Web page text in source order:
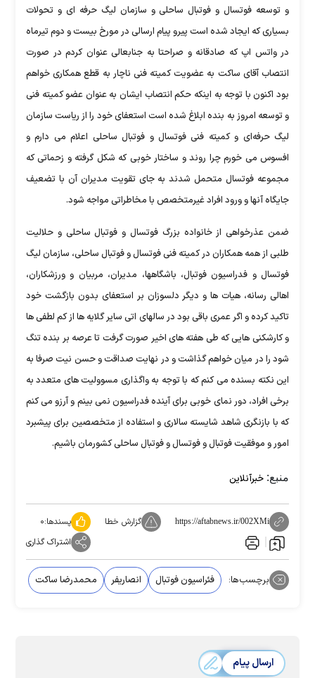
و توسعه فوتسال و فوتبال ساحلی و سازمان لیگ حرفه ای و تحولات
بسیاری که ایجاد شده است پیرو پیام ارسالی در مورخ بیست و دوم تیرماه
در واتس اپ که صادقانه و صراحتا به جنابعالی عنوان کردم در صورت
انتصاب آقای ساکت به عضویت کمیته فنی ناچار به قطع همکاری خواهم
بود اکنون با توجه به اینکه حکم انتصاب ایشان به عنوان عضو کمیته فنی
و توسعه امروز به بنده ابلاغ شده است استعفای خود را از ریاست سازمان
لیگ حرفه‌ای و کمیته فنی فوتسال و فوتبال ساحلی اعلام می دارم و
افسوس می خورم چرا روند و ساختار خوبی که شکل گرفته و زحماتی که
مجموعه فوتسال متحمل شدند به جای تقویت مدیران آن با تضعیف
جایگاه آنها و ورود افراد غیرمتخصص با مخاطراتی مواجه شود.
ضمن عذرخواهی از خانواده بزرگ فوتسال و فوتبال ساحلی و حلالیت
طلبی از همه همکاران در کمیته فنی فوتسال و فوتبال ساحلی، سازمان لیگ
فوتسال و فدراسیون فوتبال، باشگاهها، مدیران، مربیان و ورزشکاران،
اهالی رسانه، هیات ها و دیگر دلسوزان بر استعفای بدون بازگشت خود
تاکید کرده و اگر عمری باقی بود در سالهای اتی سایر گلایه ها از کم لطفی ها
و کارشکنی هایی که طی هفته های اخیر صورت گرفت تا عرصه بر بنده تنگ
شود را در میان خواهم گذاشت و در نهایت صداقت و حسن نیت صرفا به
این نکته بسنده می کنم که با توجه به واگذاری مسوولیت های متعدد به
برخی افراد، دور نمای خوبی برای آینده فدراسیون نمی بینم و آرزو می کنم
که با بازنگری شاهد شایسته سالاری و استفاده از متخصصین برای پیشبرد
امور و موفقیت فوتبال و فوتسال و فوتبال ساحلی کشورمان باشیم.
منبع: خبرآنلاین
https://aftabnews.ir/002XMi گزارش خطا پسندها:۰
اشتراک گذاری
برچسب‌ها: فئراسیون فوتبال انصاریفر محمدرضا ساکت
ارسال پیام